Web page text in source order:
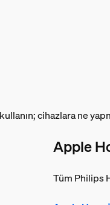
cihazlara ne
Apple
Tüm Philips